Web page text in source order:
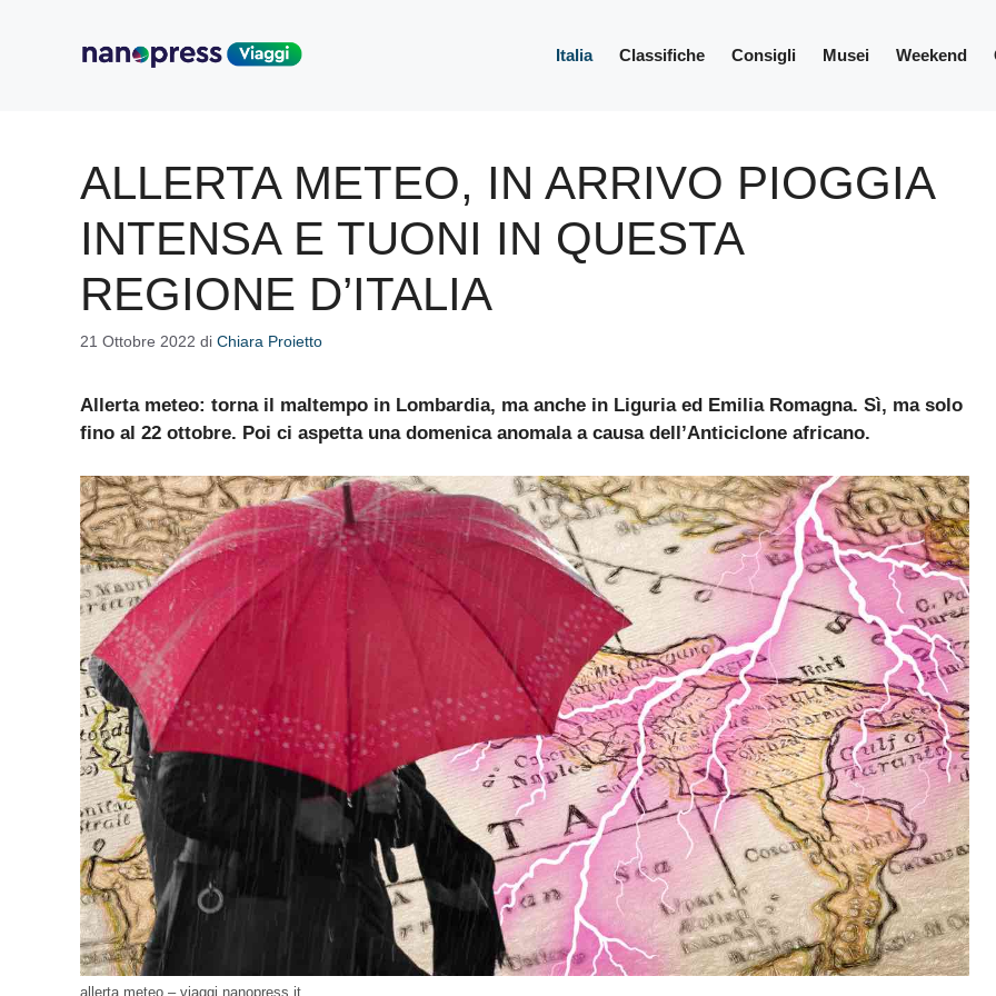
Italia Classifiche Consigli Musei Weekend
ALLERTA METEO, IN ARRIVO PIOGGIA
INTENSA E TUONI IN QUESTA
REGIONE D’ITALIA
21 Ottobre 2022 di Chiara Proietto
Allerta meteo: torna il maltempo in Lombardia, ma anche in Liguria ed Emilia Romagna. Sì, ma solo
fino al 22 ottobre. Poi ci aspetta una domenica anomala a causa dell’Anticiclone africano.
allerta meteo – viaggi.nanopress.it